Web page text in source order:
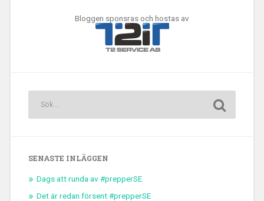
Bloggen sponsras och hostas av
SENASTE INLÄGGEN
Dags att runda av #prepperSE
Det är redan försent #prepperSE